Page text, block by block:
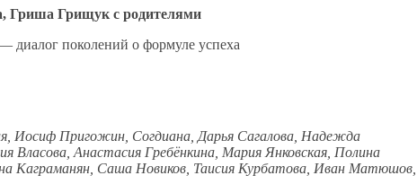
Гриша Грищук с родителями
Иосиф Пригожин, Согдиана, Дарья Сагалова, Надежда
Власова, Анастасия Гребёнкина, Мария Янковская, Полина
Каграманян, Саша Новиков, Таисия Курбатова, Иван Матюшов,